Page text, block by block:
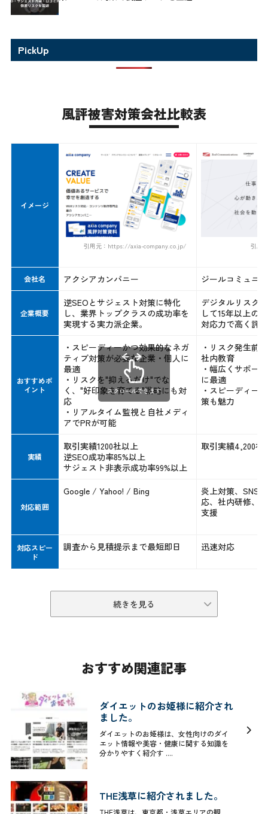
PickUp
風評被害対策会社比較表
イメージ
引用元：https://axia-company.co.jp/ 引用
会社名 アクシアカンパニー ジールコミュニ
企業概要
逆SEOとサジェスト対策に特化
し、業界トップクラスの成功率を
実現する実力派企業。
デジタルリスク
して15年以上の
対応力で高く評価
おすすめポ
イント
・スピーディーかつ効果的なネガ
ティブ対策が必要な企業・個人に
最適
・リスクを"抑えるだけ"でな
く、"好印象を育てる"戦略にも対
応
・リアルタイム監視と自社メディ
アでPRが可能
・リスク発生前
社内教育
・幅広くサポー
に最適
・スピーディー
策も魅力
実績
取引実績1200社以上
逆SEO成功率85%以上
サジェスト非表示成功率99%以上
取引実績4,200社
対応範囲
Google / Yahoo! / Bing
炎上対策、SNS
応、社内研修、
支援
対応スピー
ド
調査から見積提示まで最短即日 迅速対応
スクロールできます
続きを見る
おすすめ関連記事
ダイエットのお姫様に紹介され
ました。
ダイエットのお姫様は、女性向けのダイ
エット情報や美容・健康に関する知識を
分かりやすく紹介す ....
THE浅草に紹介されました。
THE浅草は、東京都・浅草エリアの観